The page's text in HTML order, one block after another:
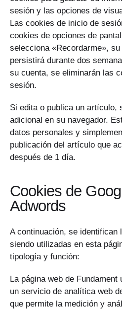
sesión y las opciones de
Las cookies de inicio de
cookies de opciones de
selecciona «Recordarme»,
persistirá durante dos
su cuenta, se eliminarán las
sesión.
Si edita o publica un artículo,
adicional en su navegador.
datos personales y
publicación del artículo que
después de 1 día.
Cookies de
Adwords
A continuación, se identifican
siendo utilizadas en esta
tipología y función:
La página web de
un servicio de analítica web
que permite la medición y